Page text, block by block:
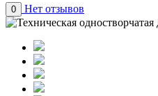
0 Нет отзывов